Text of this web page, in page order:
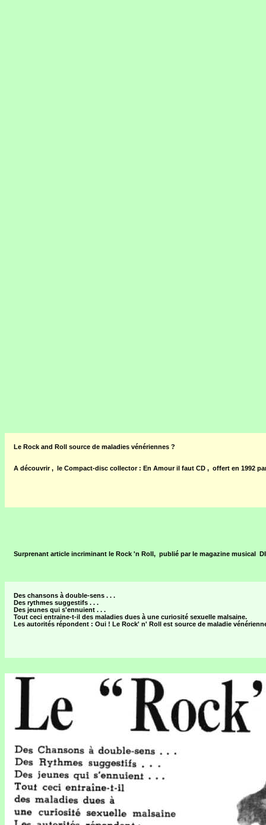
Le Rock and Roll source de maladies vénériennes ?
A découvrir , le Compact-disc collector : En Amour il faut CD , offert en 1992 par
Des chansons à double-sens . . .
Des rythmes suggestifs . . .
Des jeunes qui s'ennuient . . .
Tout ceci entraine-t-il des maladies dues à une curiosité sexuelle malsaine.
Les autorités répondent : Oui ! Le Rock' n' Roll est source de maladie
Surprenant article incriminant le Rock 'n Roll, publié par le magazine musical